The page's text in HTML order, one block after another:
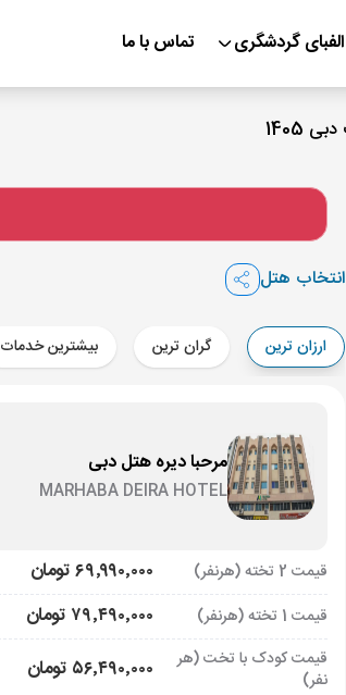
الفبای گردشگری تماس با ما
انتخاب هتل
ارزان ترین گران ترین بیشترین خدمات
مرحبا دیره هتل دبی
MARHABA DEIRA HOTEL
قیمت 2 تخته (هرنفر) ۶۹٬۹۹۰٬۰۰۰ تومان
قیمت 1 تخته (هرنفر) ۷۹٬۴۹۰٬۰۰۰ تومان
قیمت کودک با تخت (هر
نفر)
۵۶٬۴۹۰٬۰۰۰ تومان